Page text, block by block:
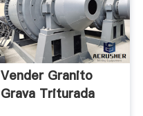
Vender Granito
Grava Triturada